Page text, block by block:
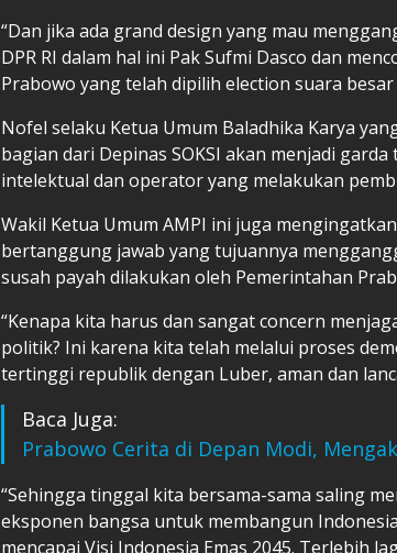
“Dan jika ada grand design yang mau
DPR RI dalam hal ini Pak Sufmi Dasco dan
Prabowo yang telah dipilih election suara
Nofel selaku Ketua Umum Baladhika Karya
bagian dari Depinas SOKSI akan menjadi
intelektual dan operator yang melakukan
Wakil Ketua Umum AMPI ini juga
bertanggung jawab yang tujuannya
susah payah dilakukan oleh Pemerintahan
“Kenapa kita harus dan sangat concern
politik? Ini karena kita telah melalui proses
tertinggi republik dengan Luber, aman dan
Baca Juga:
Prabowo Cerita di Depan Modi,
“Sehingga tinggal kita bersama-sama saling
eksponen bangsa untuk membangun
mencapai Visi Indonesia Emas 2045. Terlebih